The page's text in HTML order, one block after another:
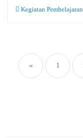
Kegiatan Pembelajaran
pos
« 1